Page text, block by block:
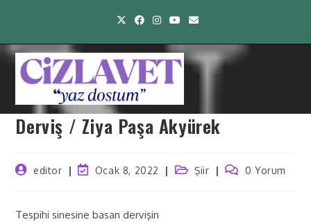
Derviş / Ziya Paşa Akyürek
editor Ocak 8, 2022 Şiir 0 Yorum
Tespihi sinesine basan dervişin